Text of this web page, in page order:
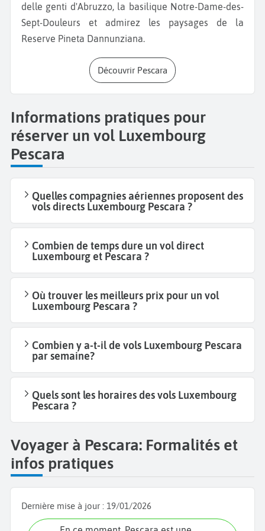
delle genti d'Abruzzo, la basilique Notre-Dame-des-
Sept-Douleurs et admirez les paysages de la
Reserve Pineta Dannunziana.
Découvrir Pescara
Informations pratiques pour
réserver un vol Luxembourg
Pescara
Quelles compagnies aériennes proposent des
vols directs Luxembourg Pescara ?
Combien de temps dure un vol direct
Luxembourg et Pescara ?
Où trouver les meilleurs prix pour un vol
Luxembourg Pescara ?
Combien y a-t-il de vols Luxembourg Pescara
par semaine?
Quels sont les horaires des vols Luxembourg
Pescara ?
Voyager à Pescara: Formalités et
infos pratiques
Dernière mise à jour : 19/01/2026